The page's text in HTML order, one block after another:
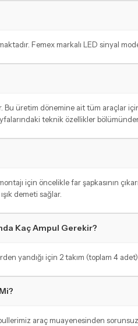
Femex markalı LED sinyal
Bu üretim dönemine ait tüm araçlar
teknik özellikler
için öncelikle far şapkasının
demeti sağlar.
Kaç Ampul Gerekir?
yandığı için 2 takım (toplam 4
araç muayenesinden